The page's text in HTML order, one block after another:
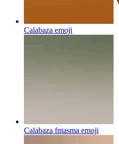
Calabaza emoji
Calabaza fntasma emoji